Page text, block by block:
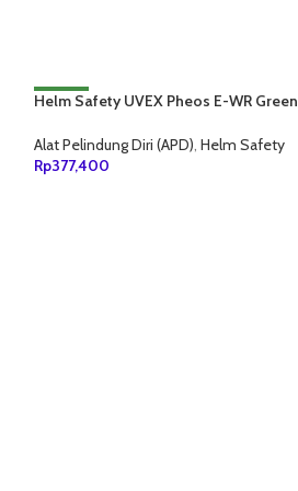
NEW
Helm Safety UVEX Pheos E-WR Green
Alat Pelindung Diri (APD), Helm Safety
Rp377,400